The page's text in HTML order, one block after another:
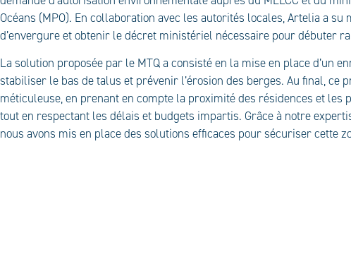
Océans (MPO). En collaboration avec les autorités locales, Artelia a su
d’envergure et obtenir le décret ministériel nécessaire pour débuter
La solution proposée par le MTQ a consisté en la mise en place d’un
stabiliser le bas de talus et prévenir l’érosion des berges. Au final, ce
méticuleuse, en prenant en compte la proximité des résidences et les
tout en respectant les délais et budgets impartis. Grâce à notre
nous avons mis en place des solutions efficaces pour sécuriser cette